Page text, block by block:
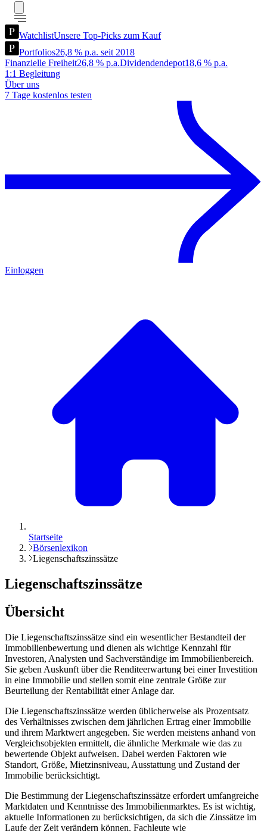
WatchlistUnsere Top-Picks zum Kauf
Portfolios26,8 % p.a. seit 2018
Finanzielle Freiheit26,8 % p.a.Dividendendepot18,6 % p.a.
1:1 Begleitung
Über uns
7 Tage kostenlos testen
Einloggen
Startseite
Börsenlexikon
Liegenschaftszinssätze
Liegenschaftszinssätze
Übersicht
Die Liegenschaftszinssätze sind ein wesentlicher Bestandteil der
Immobilienbewertung und dienen als wichtige Kennzahl für
Investoren, Analysten und Sachverständige im Immobilienbereich.
Sie geben Auskunft über die Renditeerwartung bei einer Investition
in eine Immobilie und stellen somit eine zentrale Größe zur
Beurteilung der Rentabilität einer Anlage dar.
Die Liegenschaftszinssätze werden üblicherweise als Prozentsatz
des Verhältnisses zwischen dem jährlichen Ertrag einer Immobilie
und ihrem Marktwert angegeben. Sie werden meistens anhand von
Vergleichsobjekten ermittelt, die ähnliche Merkmale wie das zu
bewertende Objekt aufweisen. Dabei werden Faktoren wie
Standort, Größe, Mietzinsniveau, Ausstattung und Zustand der
Immobilie berücksichtigt.
Die Bestimmung der Liegenschaftszinssätze erfordert umfangreiche
Marktdaten und Kenntnisse des Immobilienmarktes. Es ist wichtig,
aktuelle Informationen zu berücksichtigen, da sich die Zinssätze im
Laufe der Zeit verändern können. Fachleute wie